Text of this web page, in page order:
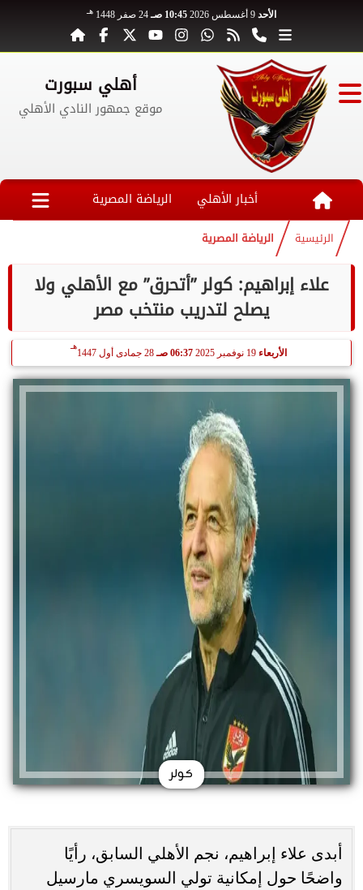
الأحد 10:45 صـ 24 صفر 1448 هـ
أهلي سبورت
موقع جمهور النادي الأهلي
أخبار الأهلي الرياضة المصرية
الرئيسية الرياضة المصرية
علاء إبراهيم: كولر ”أتحرق” مع الأهلي ولا
يصلح لتدريب منتخب مصر
الأربعاء 19 نوفمبر 2025 06:37 صـ 28 جمادى أول 1447
هـ
كولر
أبدى علاء إبراهيم، نجم الأهلي السابق، رأيًا
واضحًا حول إمكانية تولي السويسري مارسيل